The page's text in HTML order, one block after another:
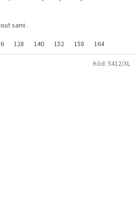
sami .
128 140 152 158 164
Kód: 5412/XL